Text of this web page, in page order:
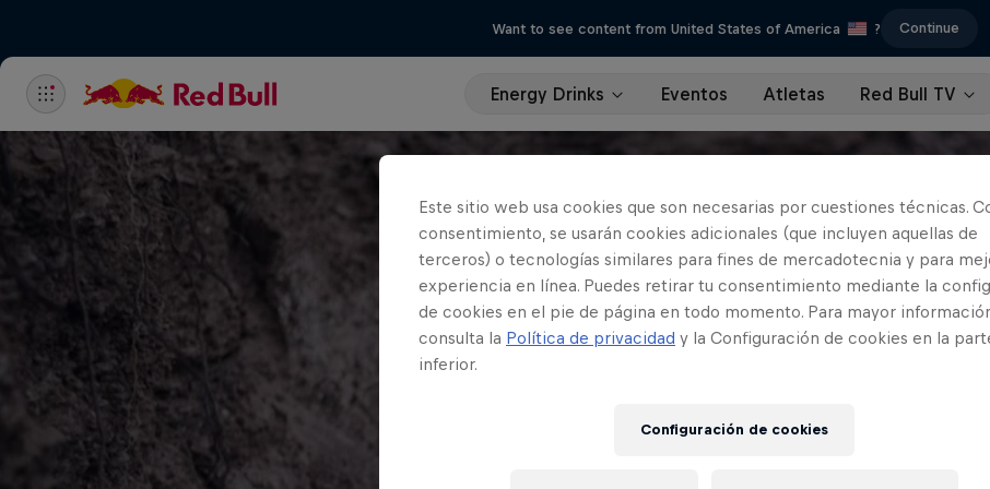
Want to see content from United States of America ? Continue
Energy Drinks Eventos Atletas Red Bull TV
Este sitio web usa cookies que son necesarias por cuestiones técnicas.
consentimiento, se usarán cookies adicionales (que incluyen aquellas de
terceros) o tecnologías similares para fines de mercadotecnia y para
experiencia en línea. Puedes retirar tu consentimiento mediante la
de cookies en el pie de página en todo momento. Para mayor
consulta la Política de privacidad y la Configuración de cookies en la
inferior.
Configuración de cookies